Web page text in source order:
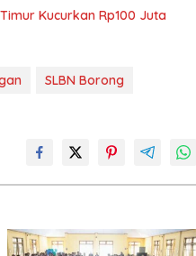
Kucurkan Rp100 Juta
SLBN Borong